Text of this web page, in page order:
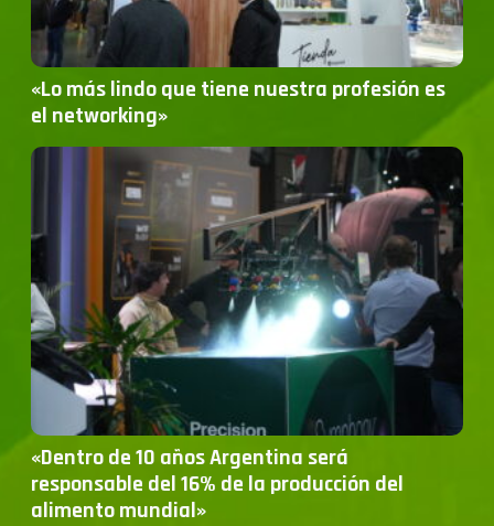
«Lo más lindo que tiene nuestra profesión es
el networking»
«Dentro de 10 años Argentina será
responsable del 16% de la producción del
alimento mundial»